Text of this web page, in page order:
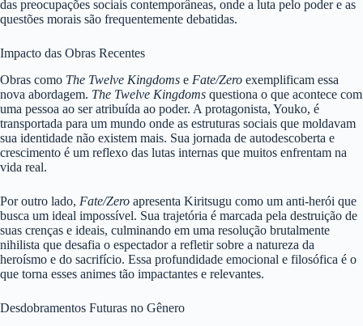
das preocupações sociais contemporâneas, onde a luta pelo poder e as
questões morais são frequentemente debatidas.
Impacto das Obras Recentes
Obras como The Twelve Kingdoms e Fate/Zero exemplificam essa
nova abordagem. The Twelve Kingdoms questiona o que acontece com
uma pessoa ao ser atribuída ao poder. A protagonista, Youko, é
transportada para um mundo onde as estruturas sociais que moldavam
sua identidade não existem mais. Sua jornada de autodescoberta e
crescimento é um reflexo das lutas internas que muitos enfrentam na
vida real.
Por outro lado, Fate/Zero apresenta Kiritsugu como um anti-herói que
busca um ideal impossível. Sua trajetória é marcada pela destruição de
suas crenças e ideais, culminando em uma resolução brutalmente
nihilista que desafia o espectador a refletir sobre a natureza da
heroísmo e do sacrifício. Essa profundidade emocional e filosófica é o
que torna esses animes tão impactantes e relevantes.
Desdobramentos Futuras no Gênero